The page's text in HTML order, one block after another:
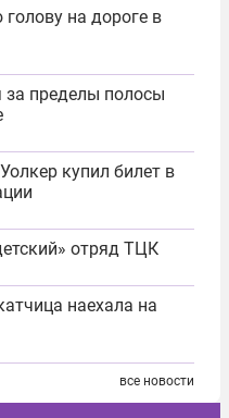
на дороге в
за пределы полосы
купил билет в
отряд ТЦК
наехала на
все новости